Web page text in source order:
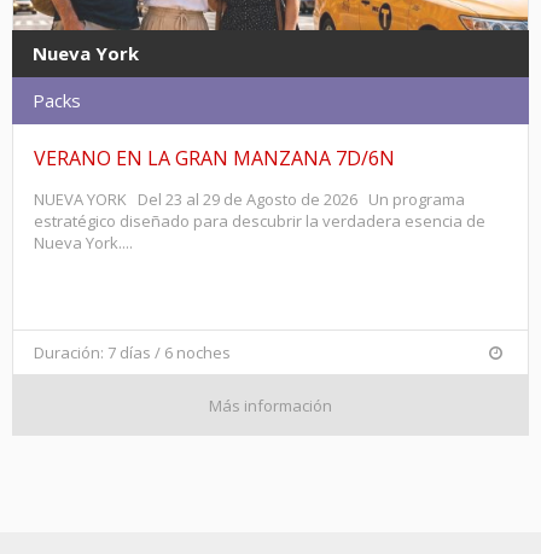
Nueva York
Packs
VERANO EN LA GRAN MANZANA 7D/6N
NUEVA YORK Del 23 al 29 de Agosto de 2026 Un programa
estratégico diseñado para descubrir la verdadera esencia de
Nueva York....
Duración: 7 días / 6 noches
Más información